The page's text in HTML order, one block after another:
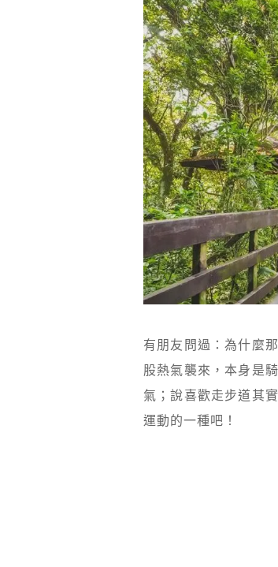
有朋友問過：為什麼
股熱氣襲來，本身是
氣；說喜歡走步道其
運動的一種吧！